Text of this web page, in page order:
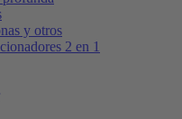
y otros
2 en 1